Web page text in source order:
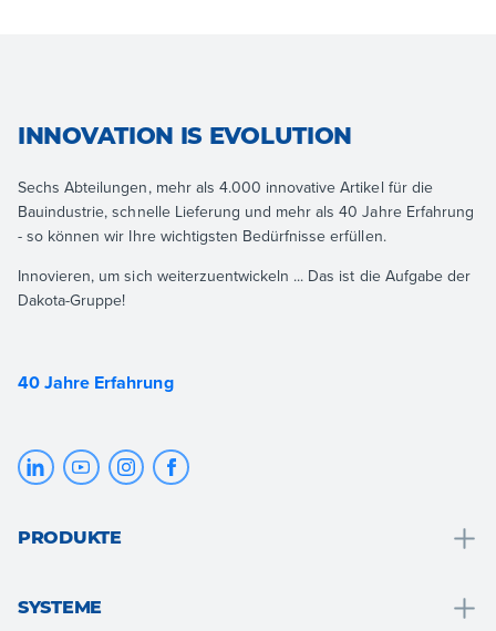
INNOVATION IS EVOLUTION
Sechs Abteilungen, mehr als 4.000 innovative Artikel für die
Bauindustrie, schnelle Lieferung und mehr als 40 Jahre Erfahrung
- so können wir Ihre wichtigsten Bedürfnisse erfüllen.
Innovieren, um sich weiterzuentwickeln ... Das ist die Aufgabe der
Dakota-Gruppe!
40 Jahre Erfahrung
PRODUKTE
SYSTEME